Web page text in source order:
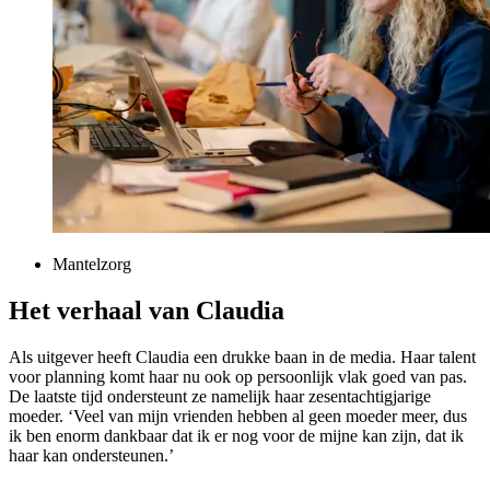
Mantelzorg
Het verhaal van Claudia
Als uitgever heeft Claudia een drukke baan in de media. Haar talent
voor planning komt haar nu ook op persoonlijk vlak goed van pas.
De laatste tijd ondersteunt ze namelijk haar zesentachtigjarige
moeder. ‘Veel van mijn vrienden hebben al geen moeder meer, dus
ik ben enorm dankbaar dat ik er nog voor de mijne kan zijn, dat ik
haar kan ondersteunen.’